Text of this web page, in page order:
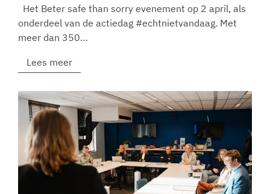
Het Beter safe than sorry evenement op 2 april, als
onderdeel van de actiedag #echtnietvandaag. Met
meer dan 350…
Lees meer